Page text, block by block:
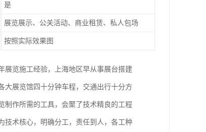
是
展览展示、公关活动、商业租赁、私人包场
按照实际效果图
展览施工经验，上海地区早从事展台搭建
大展览馆四十分钟车程，交通出行十分方
制作所需的工具，会聚了技术精良的工程
技术核心，明确分工，责任到人，各工种